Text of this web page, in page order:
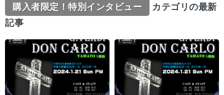
購入者限定！特別インタビュー
カテゴリの最新
記事